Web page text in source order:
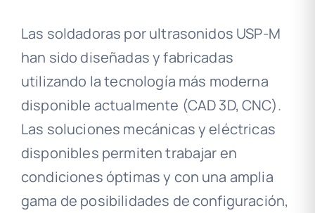
Las soldadoras por ultrasonidos USP-M
han sido diseñadas y fabricadas
utilizando la tecnología más moderna
disponible actualmente (CAD 3D, CNC).
Las soluciones mecánicas y eléctricas
disponibles permiten trabajar en
condiciones óptimas y con una amplia
gama de posibilidades de configuración,